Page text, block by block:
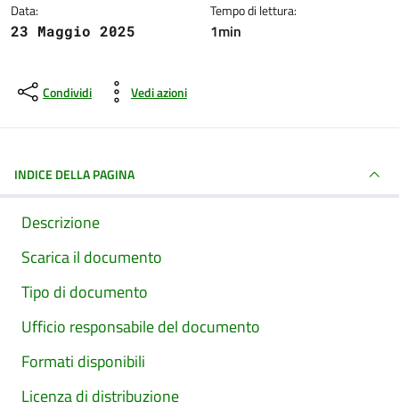
Data:
23 Maggio 2025
Tempo di lettura:
1min
Condividi Vedi azioni
INDICE DELLA PAGINA
Descrizione
Scarica il documento
Tipo di documento
Ufficio responsabile del documento
Formati disponibili
Licenza di distribuzione